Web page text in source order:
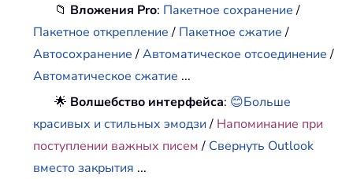
📁 Вложения Pro: Пакетное сохранение/
Пакетное открепление/ Пакетное сжатие/
Автосохранение/Автоматическое отсоединение/
Автоматическое сжатие ...
🌟 Волшебство интерфейса: 😊Больше
красивых и стильных эмодзи/ Напоминание при
поступлении важных писем/ Свернуть Outlook
вместо закрытия ...